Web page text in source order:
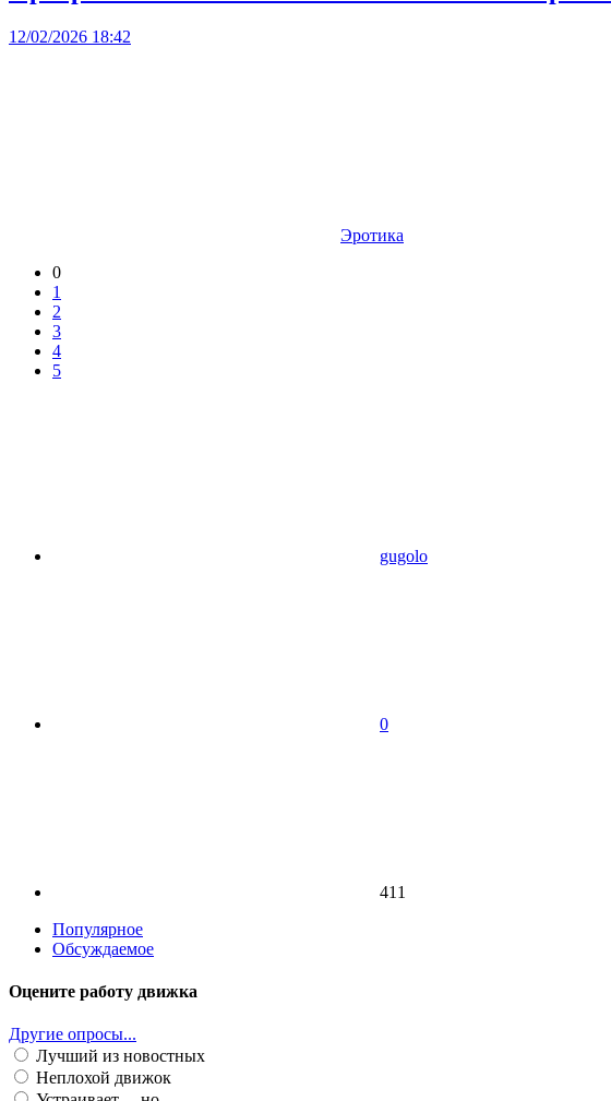
12/02/2026 18:42
Эротика
0
1
2
3
4
5
gugolo
0
411
Популярное
Обсуждаемое
Оцените работу движка
Другие опросы...
Лучший из новостных
Неплохой движок